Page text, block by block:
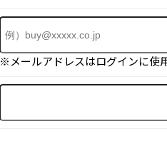
※メールアドレスはログインに使